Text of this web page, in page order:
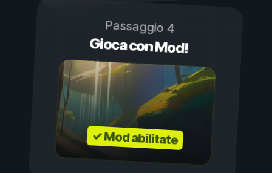
Passaggio 4
Gioca con Mod!
✓ Mod abilitate